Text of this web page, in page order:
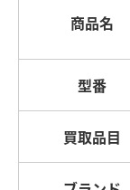
商品名
型番
買取品目